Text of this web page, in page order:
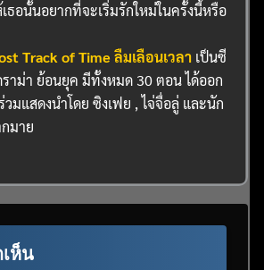
ธอนั้นอยากที่จะเริ่มรักใหม่ในครั้งนี้หรือ
Track of Time ลืมเลือนเวลา เป็นซี
าม่า ย้อนยุค มีทั้งหมด 30 ตอน ได้ออก
มแสดงนำโดย ซิงเฟย , ไจ่จื่อลู่ และนัก
มาย
ห็น